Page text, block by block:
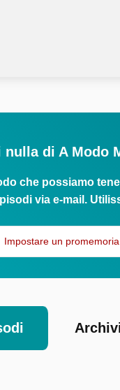
di A Modo
che possiamo
via e-mail.
Impostare un promemoria